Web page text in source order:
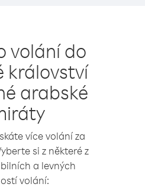
volání do
království
arabské
více volání za
si z některé z
a levných
volání: